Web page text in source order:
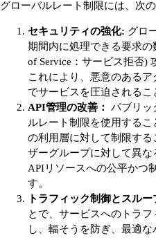
グローバルレート制限には、次
セキュリティの強化: グロ
期間内に処理できる要求の
of Service：サービス拒否)
これにより、悪意のある
でサービスを圧迫されるこ
API管理の改善： パブリッ
ルレート制限を使用する
の利用層に対して制限す
ザーグループに対して異な
APIリソースへの公平かつ
す。
トラフィック制御とスルー
とで、サービスへのトラ
し、輻そうを防ぎ、最適な